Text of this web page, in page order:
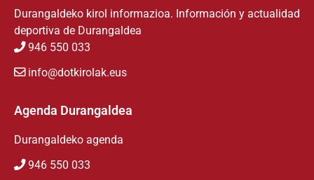
Durangaldeko kirol informazioa. Información y actualidad
deportiva de Durangaldea
946 550 033
info@dotkirolak.eus
Agenda Durangaldea
Durangaldeko agenda
946 550 033